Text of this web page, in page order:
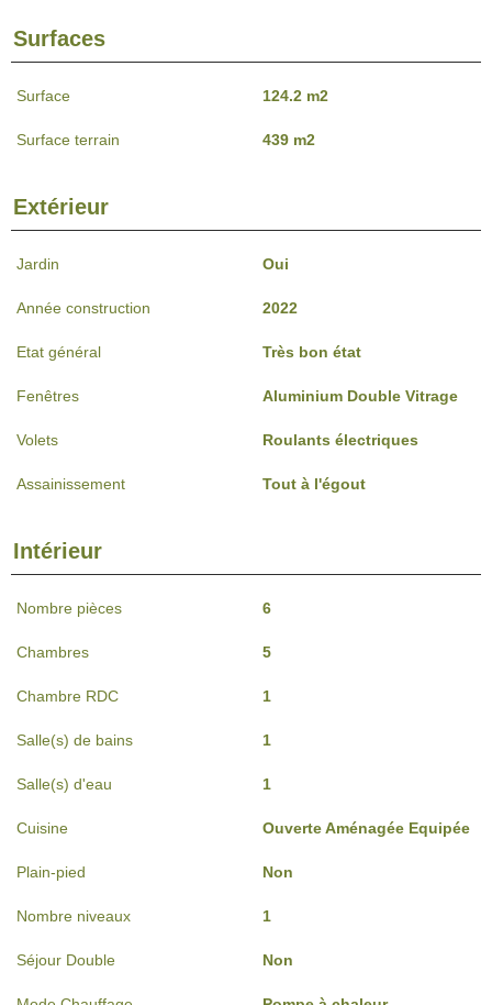
Surfaces
Surface 124.2 m2
Surface terrain 439 m2
Extérieur
Jardin Oui
Année construction 2022
Etat général Très bon état
Fenêtres Aluminium Double Vitrage
Volets Roulants électriques
Assainissement Tout à l'égout
Intérieur
Nombre pièces 6
Chambres 5
Chambre RDC 1
Salle(s) de bains 1
Salle(s) d'eau 1
Cuisine Ouverte Aménagée Equipée
Plain-pied Non
Nombre niveaux 1
Séjour Double Non